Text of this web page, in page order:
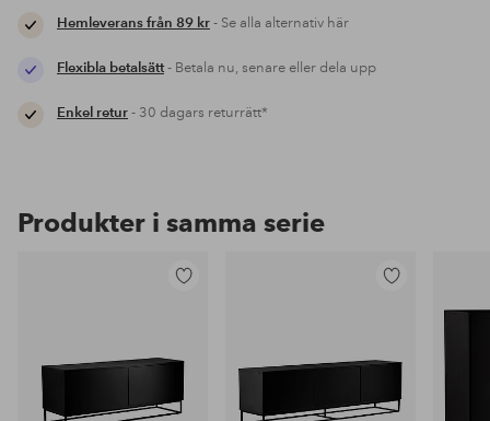
Hemleverans från 89 kr- Se alla alternativ här
Flexibla betalsätt- Betala nu, senare eller dela upp
Enkel retur- 30 dagars returrätt*
Produkter i samma serie